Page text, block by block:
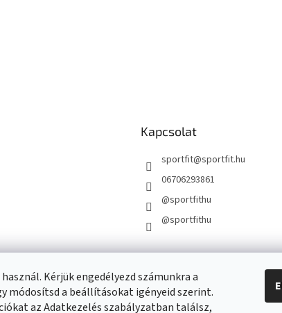
Kérjük engedélyezd számunkra a
módosítsd a beállításokat igényeid szerint.
az Adatkezelés szabályzatban találsz,
Kapcsolat
sportfit@sportfit.hu
06706293861
@sportfithu
@sportfithu